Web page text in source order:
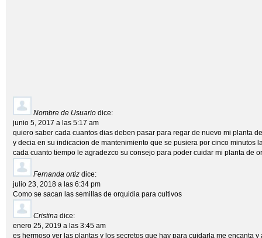
Nombre de Usuario dice:
junio 5, 2017 a las 5:17 am
quiero saber cada cuantos dias deben pasar para regar de nuevo mi planta
y decia en su indicacion de mantenimiento que se pusiera por cinco minutos
cada cuanto tiempo le agradezco su consejo para poder cuidar mi planta de
Fernanda ortiz dice:
julio 23, 2018 a las 6:34 pm
Como se sacan las semillas de orquidia para cultivos
Cristina dice:
enero 25, 2019 a las 3:45 am
es hermoso ver las plantas y los secretos que hay para cuidarla me encanta